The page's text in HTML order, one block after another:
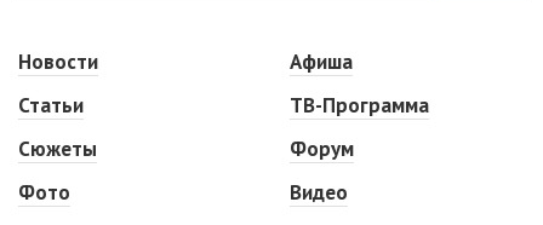
Новости
Статьи
Сюжеты
Фото
Афиша
ТВ-Программа
Форум
Видео